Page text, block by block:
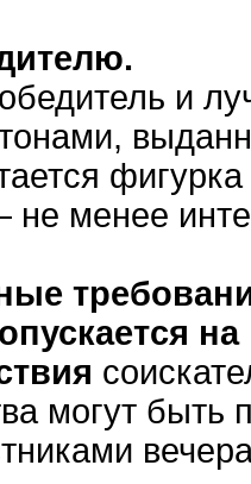
и
менее
могут